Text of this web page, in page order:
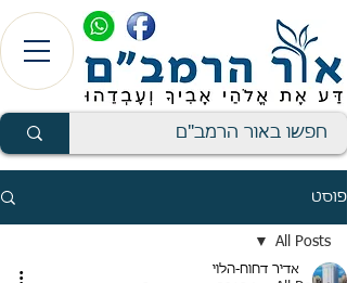
פוסט
All Posts
אדיר דחוח-הלוי